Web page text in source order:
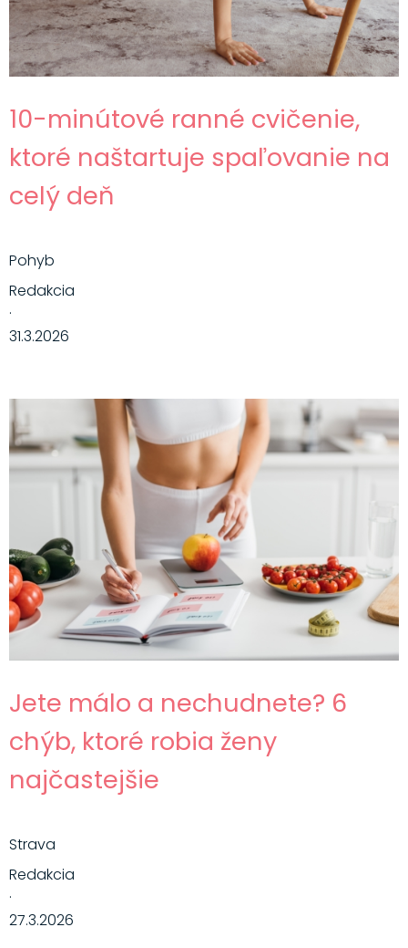
10-minútové ranné cvičenie,
ktoré naštartuje spaľovanie na
celý deň
Pohyb
Redakcia
·
31.3.2026
Jete málo a nechudnete? 6
chýb, ktoré robia ženy
najčastejšie
Strava
Redakcia
·
27.3.2026